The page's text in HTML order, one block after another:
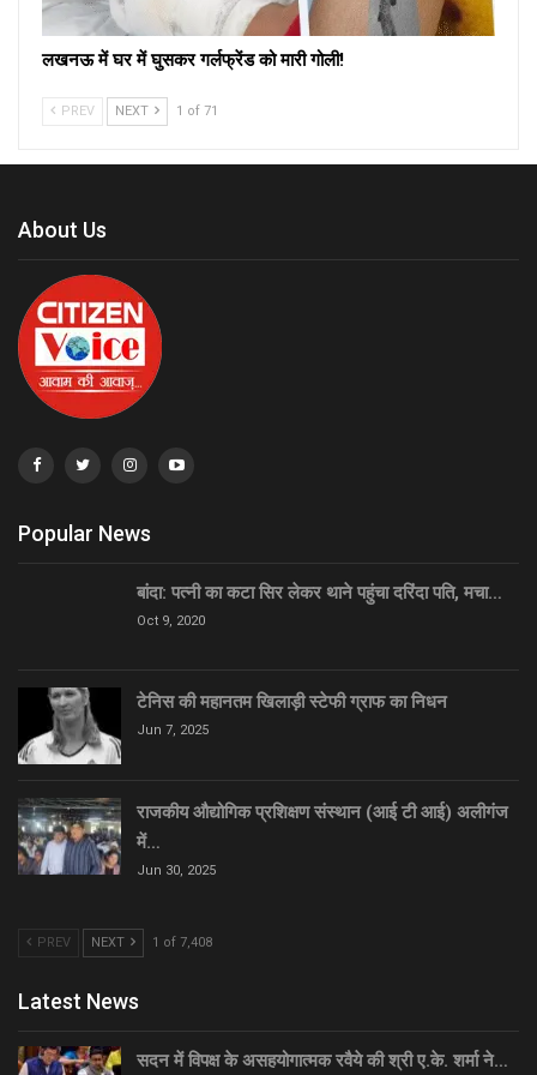
लखनऊ में घर में घुसकर गर्लफ्रेंड को मारी गोली!
PREV NEXT 1 of 71
About Us
Popular News
बांदा: पत्नी का कटा सिर लेकर थाने पहुंचा दरिंदा पति, मचा…
Oct 9, 2020
टेनिस की महानतम खिलाड़ी स्टेफी ग्राफ का निधन
Jun 7, 2025
राजकीय औद्योगिक प्रशिक्षण संस्थान (आई टी आई) अलीगंज
में…
Jun 30, 2025
PREV NEXT 1 of 7,408
Latest News
सदन में विपक्ष के असहयोगात्मक रवैये की श्री ए.के. शर्मा ने…